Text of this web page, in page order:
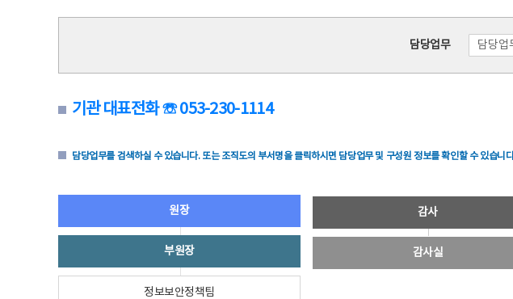
담당업무
기관 대표전화 ☏ 053-230-1114
담당업무를 검색하실 수 있습니다. 또는 조직도의 부서명을 클릭하시면 담당업무 및 구성원 정보를 확인할 수 있습니
원장
부원장
정보보안정책팀
감사
감사실